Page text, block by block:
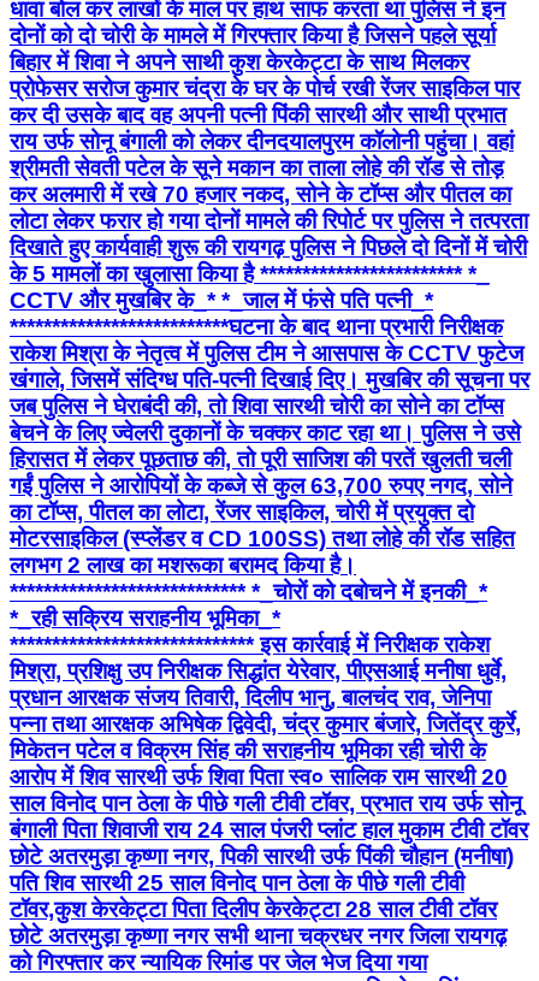
धावा बोल कर लाखों के माल पर हाथ साफ करता था पुलिस ने इन
दोनों को दो चोरी के मामले में गिरफ्तार किया है जिसने पहले ​सूर्या
बिहार में शिवा ने अपने साथी कुश केरकेट्टा के साथ मिलकर
प्रोफेसर सरोज कुमार चंद्रा के घर के पोर्च रखी रेंजर साइकिल पार
कर दी उसके बाद ​वह अपनी पत्नी पिंकी सारथी और साथी प्रभात
राय उर्फ सोनू बंगाली को लेकर दीनदयालपुरम कॉलोनी पहुंचा। वहां
श्रीमती सेवती पटेल के सूने मकान का ताला लोहे की रॉड से तोड़
कर अलमारी में रखे 70 हजार नकद, सोने के टॉप्स और पीतल का
लोटा लेकर फरार हो गया दोनों मामले की रिपोर्ट पर पुलिस ने तत्परता
दिखाते हुए कार्यवाही शुरू की रायगढ़ पुलिस ने पिछले दो दिनों में चोरी
के 5 मामलों का खुलासा किया है ************************ *_​
CCTV और मुखबिर के_* *_जाल में फंसे पति पत्नी_*
************************** ​घटना के बाद थाना प्रभारी निरीक्षक
राकेश मिश्रा के नेतृत्व में पुलिस टीम ने आसपास के CCTV फुटेज
खंगाले, जिसमें संदिग्ध पति-पत्नी दिखाई दिए। मुखबिर की सूचना पर
जब पुलिस ने घेराबंदी की, तो शिवा सारथी चोरी का सोने का टॉप्स
बेचने के लिए ज्वेलरी दुकानों के चक्कर काट रहा था। पुलिस ने उसे
हिरासत में लेकर पूछताछ की, तो पूरी साजिश की परतें खुलती चली
गईं ​पुलिस ने आरोपियों के कब्जे से कुल 63,700 रुपए नगद, सोने
का टॉप्स, पीतल का लोटा, रेंजर साइकिल, चोरी में प्रयुक्त दो
मोटरसाइकिल (स्प्लेंडर व CD 100SS) तथा लोहे की रॉड सहित
लगभग 2 लाख का मशरूका बरामद किया है।
**************************** *_चोरों को दबोचने में इनकी_*
*_रही सक्रिय सराहनीय भूमिका_*
***************************** इस कार्रवाई में निरीक्षक राकेश
मिश्रा, प्रशिक्षु उप निरीक्षक सिद्धांत येरेवार, पीएसआई मनीषा धुर्वे,
प्रधान आरक्षक संजय तिवारी, दिलीप भानु, बालचंद राव, जेनिपा
पन्ना तथा आरक्षक अभिषेक द्विवेदी, चंद्र कुमार बंजारे, जितेंद्र कुर्रे,
मिकेतन पटेल व विक्रम सिंह की सराहनीय भूमिका रही चोरी के
आरोप में शिव सारथी उर्फ शिवा पिता स्व० सालिक राम सारथी 20
साल विनोद पान ठेला के पीछे गली टीवी टॉवर, प्रभात राय उर्फ सोनू
बंगाली पिता शिवाजी राय 24 साल पंजरी प्लांट हाल मुकाम टीवी टॉवर
छोटे अतरमुड़ा कृष्णा नगर, पिकी सारथी उर्फ पिंकी चौहान (मनीषा)
पति शिव सारथी 25 साल विनोद पान ठेला के पीछे गली टीवी
टॉवर,कुश केरकेट्टा पिता दिलीप केरकेट्टा 28 साल टीवी टॉवर
छोटे अतरमुड़ा कृष्णा नगर सभी थाना चक्रधर नगर जिला रायगढ़
को गिरफ्तार कर न्यायिक रिमांड पर जेल भेज दिया गया